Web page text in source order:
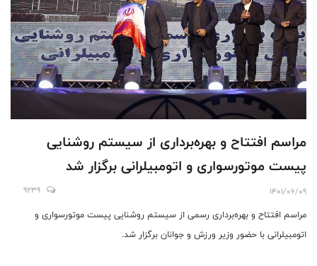
مراسم افتتاح و بهره‌برداری از سیستم روشنایی
پیست موتورسواری و اتومبیلرانی برگزار شد
1401/06/09
9239
مراسم افتتاح و بهره‌برداری رسمی از سیستم روشنایی پیست موتورسواری و
اتومبیلرانی با حضور وزیر ورزش و جوانان برگزار شد.